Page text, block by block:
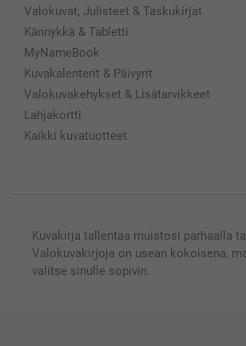
Valokuvat, Julisteet & Taskukirjat
Kännykkä & Tabletti
MyNameBook
Kuvakalenterit & Päivyrit
Valokuvakehykset & Lisätarvikkeet
Lahjakortti
Kaikki kuvatuotteet
Kuvakirja tallentaa muistosi parhaalla
Valokuvakirjoja on usean kokoisena,
valitse sinulle sopivin.